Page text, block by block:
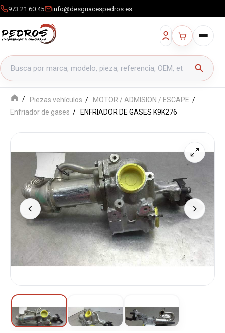
973 21 60 45 info@desguacespedros.es
Buscar productos
search
Piezas vehículos
MOTOR / ADMISION / ESCAPE
Enfriador de gases
ENFRIADOR DE GASES K9K276